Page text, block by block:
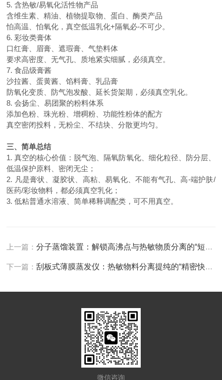
5. 含热敏/易氧化活性物产品
含维生素、精油、植物提取物、蛋白、酶类产品
怕高温、怕氧化，真空低温乳化+隔氧必-不可少。
6. 彩妆类膏体
口红膏、眉膏、遮瑕膏、气垫料体
要求高密度、无气孔、质地紧实细腻，必须真空。
7. 食品级膏酱
沙拉酱、蛋黄酱、馅料膏、乳品膏
防氧化变质、防气泡发酸、延长货架期，必须真空乳化。
8. 会扬尘、易团聚的粉料体系
添加色粉、珠光粉、增稠粉、功能性粉体的配方
真空密闭投料，无粉尘、不结块、分散更均匀。
三、简单总结
1. 真空的核心价值：脱气泡、隔氧防氧化、细化粒径、防分层、
低温保护原料、密闭无尘；
2. 凡是膏状、凝胶状、高粘、易氧化、不能有气孔、高-端护肤/
医药/彩妆物料，都必须真空乳化；
3. 低粘普通水溶液、简单稀释调配类，可不用真空。
上一篇：分子蒸馏装置：解锁高沸点与热敏物质分离的“短程密钥”
下一篇：刮板式薄膜蒸发仪：热敏物料分离提纯的“精密快车道”
微信咨询